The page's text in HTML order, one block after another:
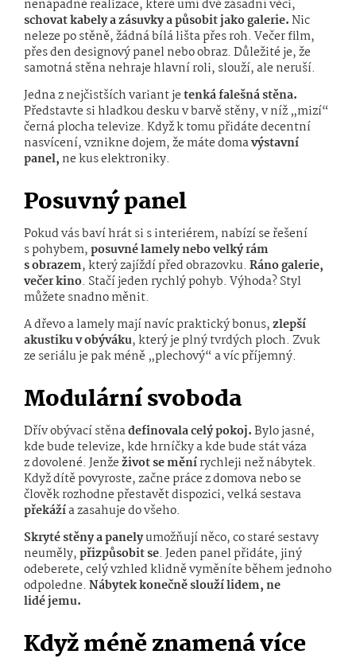
nenápadné realizace, které umí dvě zásadní věci,
schovat kabely a zásuvky a působit jako galerie.Nic
neleze po stěně, žádná bílá lišta přes roh. Večer film,
přes den designový panel nebo obraz. Důležité je, že
samotná stěna nehraje hlavní roli, slouží, ale neruší.
Jedna z nejčistších variant jetenká falešná stěna.
Představte si hladkou desku v barvě stěny, v níž „mizí“
černá plocha televize. Když k tomu přidáte decentní
nasvícení, vznikne dojem, že máte domavýstavní
panel, ne kus elektroniky.
Posuvný panel
Pokud vás baví hrát si s interiérem, nabízí se řešení
s pohybem,posuvné lamely nebo velký rám
s obrazem, který zajíždí před obrazovku. Ráno galerie,
večer kino. Stačí jeden rychlý pohyb. Výhoda? Styl
můžete snadno měnit.
A dřevo a lamely mají navíc praktický bonus,zlepší
akustiku v obýváku, který je plný tvrdých ploch. Zvuk
ze seriálu je pak méně „plechový“ a víc příjemný.
Modulární svoboda
Dřív obývací stěnadefinovala celý pokoj.Bylo jasné,
kde bude televize, kde hrníčky a kde bude stát váza
z dovolené. Jenžeživot se měnírychleji než nábytek.
Když dítě povyroste, začne práce z domova nebo se
člověk rozhodne přestavět dispozici, velká sestava
překážía zasahuje do všeho.
Skryté stěny a panelyumožňují něco, co staré sestavy
neuměly,přiz­působit se. Jeden panel přidáte, jiný
odeberete, celý vzhled klidně vyměníte během jednoho
odpoledne. Nábytek konečně slouží lidem, ne
lidé jemu.
Když méně znamená více